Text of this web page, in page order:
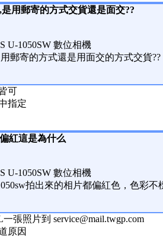
用郵寄的方式交貨還是面交??
U-1050SW 數位相機
郵寄的方式還是用面交的方式交貨??
可
指定
紅這是為什么
U-1050SW 數位相機
拍出來的相片都偏紅色，色彩不
張照片到 service@mail.twgp.com
原因